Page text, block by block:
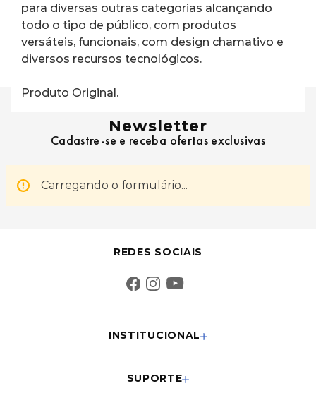
para diversas outras categorias alcançando
todo o tipo de público, com produtos
versáteis, funcionais, com design chamativo e
diversos recursos tecnológicos.
Produto Original.
Newsletter
Cadastre-se e receba ofertas exclusivas
Carregando o formulário...
REDES SOCIAIS
INSTITUCIONAL
SUPORTE